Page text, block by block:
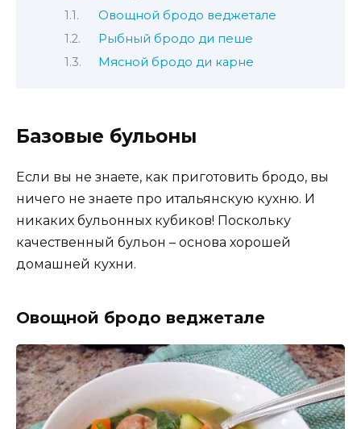
Овощной бродо веджетале
Рыбный бродо ди пеше
Мясной бродо ди карне
Базовые бульоны
Если вы не знаете, как приготовить бродо, вы
ничего не знаете про итальянскую кухню. И
никаких бульонных кубиков! Поскольку
качественный бульон – основа хорошей
домашней кухни.
Овощной бродо веджетале